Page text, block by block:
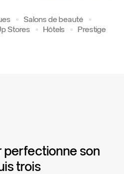
Salons de beauté
Stores Hôtels Prestige
perfectionneson
trois